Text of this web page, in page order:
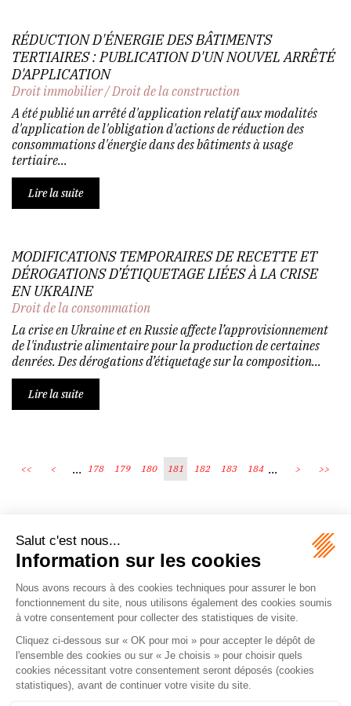
RÉDUCTION D'ÉNERGIE DES BÂTIMENTS
TERTIAIRES : PUBLICATION D'UN NOUVEL ARRÊTÉ
D'APPLICATION
Droit immobilier/Droit de la construction
A été publié un arrêté d'application relatif aux modalités
d'application de l'obligation d'actions de réduction des
consommations d'énergie dans des bâtiments à usage
tertiaire...
Lire la suite
MODIFICATIONS TEMPORAIRES DE RECETTE ET
DÉROGATIONS D’ÉTIQUETAGE LIÉES À LA CRISE
EN UKRAINE
Droit de la consommation
La crise en Ukraine et en Russie affecte l’approvisionnement
de l'industrie alimentaire pour la production de certaines
denrées. Des dérogations d’étiquetage sur la composition...
Lire la suite
<< < ... 178 179 180 181 182 183 184 ... > >>
Écosystème
Carrières
Honoraires
Contacts
Mentions légales
Plan du site